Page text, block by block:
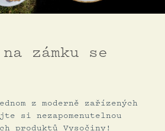
zámku se
z moderně zařízených
si nezapomenutelnou
produktů Vysočiny!